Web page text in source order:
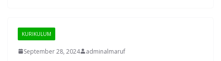
KURIKULUM
September 28, 2024 adminalmaruf